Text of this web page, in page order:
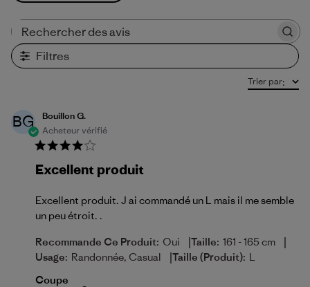
Filtres
Trier par:
BG
Bouillon G.
Acheteur vérifié
Excellent produit
Excellent produit. J ai commandé un L mais il me semble
un peu étroit. .
Recommande Ce Produit: Oui |Taille: 161 - 165 cm |
Usage: Randonnée, Casual |Taille (produit): L
Coupe